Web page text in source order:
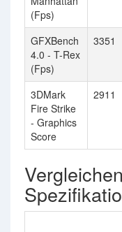
(Fps)
GFXBench
4.0 - T-Rex
(Fps)
3351
3DMark
Fire Strike
- Graphics
Score
2911